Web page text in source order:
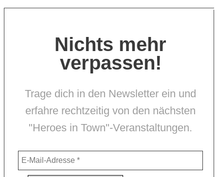
Nichts mehr
verpassen!
Trage dich in den Newsletter ein und
erfahre rechtzeitig von den nächsten
"Heroes in Town"-Veranstaltungen.